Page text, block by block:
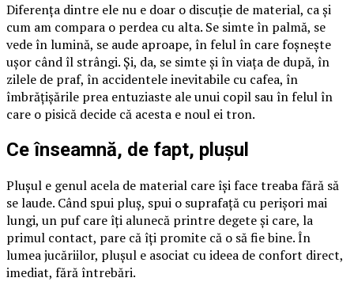
Diferența dintre ele nu e doar o discuție de material, ca și
cum am compara o perdea cu alta. Se simte în palmă, se
vede în lumină, se aude aproape, în felul în care foșnește
ușor când îl strângi. Și, da, se simte și în viața de după, în
zilele de praf, în accidentele inevitabile cu cafea, în
îmbrățișările prea entuziaste ale unui copil sau în felul în
care o pisică decide că acesta e noul ei tron.
Ce înseamnă, de fapt, plușul
Plușul e genul acela de material care își face treaba fără să
se laude. Când spui pluș, spui o suprafață cu perișori mai
lungi, un puf care îți alunecă printre degete și care, la
primul contact, pare că îți promite că o să fie bine. În
lumea jucăriilor, plușul e asociat cu ideea de confort direct,
imediat, fără întrebări.